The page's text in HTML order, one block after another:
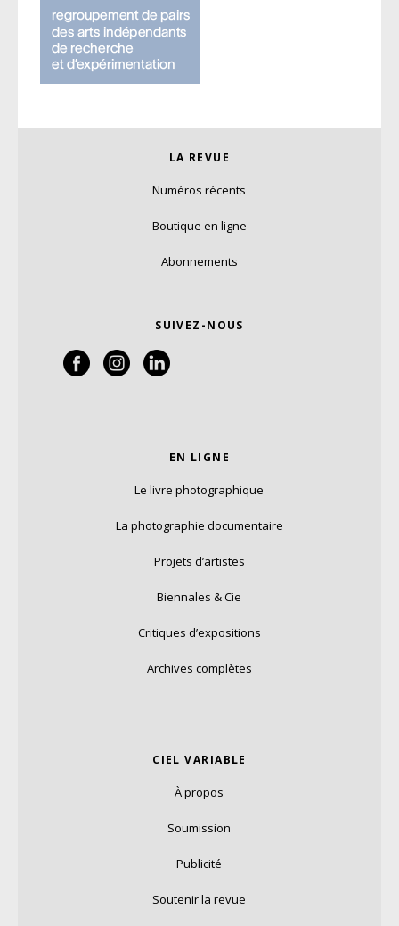
LA REVUE
Numéros récents
Boutique en ligne
Abonnements
SUIVEZ-NOUS
EN LIGNE
Le livre photographique
La photographie documentaire
Projets d’artistes
Biennales & Cie
Critiques d’expositions
Archives complètes
CIEL VARIABLE
À propos
Soumission
Publicité
Soutenir la revue